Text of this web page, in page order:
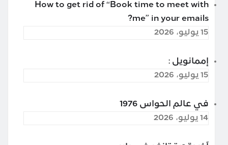
How to get rid of “Book time to meet with
me” in your emails?
15 يوليو، 2026
إممانويل :
15 يوليو، 2026
في عالم الحواس 1976
14 يوليو، 2026